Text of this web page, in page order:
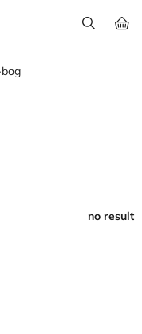
no result